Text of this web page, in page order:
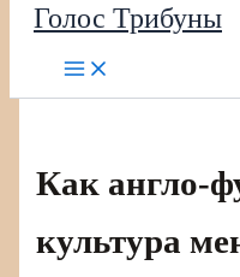
Голос Трибуны
Как англо-
культура